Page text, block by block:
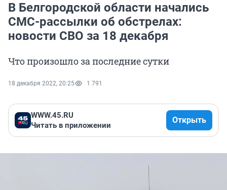
В Белгородской области начались
СМС-рассылки об обстрелах:
новости СВО за 18 декабря
Что произошло за последние сутки
18 декабря 2022, 20:25 1 791
WWW.45.RU
Читать в приложении
Открыть